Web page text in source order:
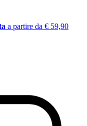
a partire da € 59,90